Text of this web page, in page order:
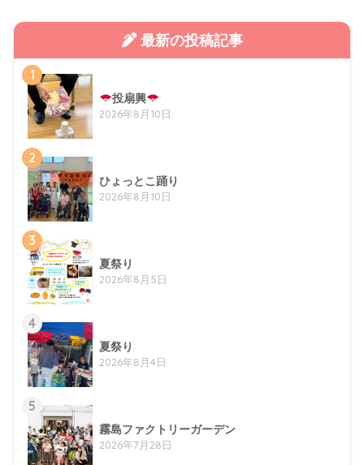
最新の投稿記事
1
投扇興
2026年8月10日
2
ひょっとこ踊り
2026年8月10日
3
夏祭り
2026年8月5日
4
夏祭り
2026年8月4日
5
霧島ファクトリーガーデン
2026年7月28日